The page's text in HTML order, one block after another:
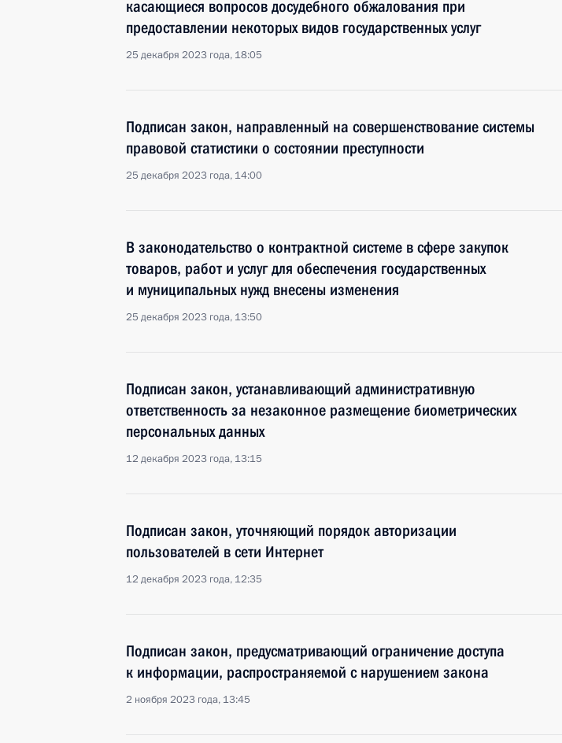
касающиеся вопросов досудебного обжалования при
предоставлении некоторых видов государственных услуг
25 декабря 2023 года, 18:05
Подписан закон, направленный на совершенствование системы
правовой статистики о состоянии преступности
25 декабря 2023 года, 14:00
В законодательство о контрактной системе в сфере закупок
товаров, работ и услуг для обеспечения государственных
и муниципальных нужд внесены изменения
25 декабря 2023 года, 13:50
Подписан закон, устанавливающий административную
ответственность за незаконное размещение биометрических
персональных данных
12 декабря 2023 года, 13:15
Подписан закон, уточняющий порядок авторизации
пользователей в сети Интернет
12 декабря 2023 года, 12:35
Подписан закон, предусматривающий ограничение доступа
к информации, распространяемой с нарушением закона
2 ноября 2023 года, 13:45